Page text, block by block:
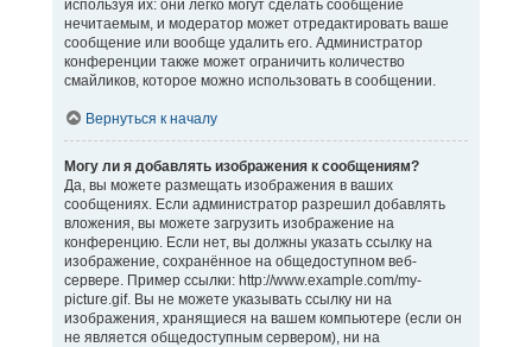
используя их: они легко могут сделать сообщение
нечитаемым, и модератор может отредактировать ваше
сообщение или вообще удалить его. Администратор
конференции также может ограничить количество
смайликов, которое можно использовать в сообщении.
Вернуться к началу
Могу ли я добавлять изображения к сообщениям?
Да, вы можете размещать изображения в ваших
сообщениях. Если администратор разрешил добавлять
вложения, вы можете загрузить изображение на
конференцию. Если нет, вы должны указать ссылку на
изображение, сохранённое на общедоступном веб-
сервере. Пример ссылки: http://www.example.com/my-
picture.gif. Вы не можете указывать ссылку ни на
изображения, хранящиеся на вашем компьютере (если он
не является общедоступным сервером), ни на